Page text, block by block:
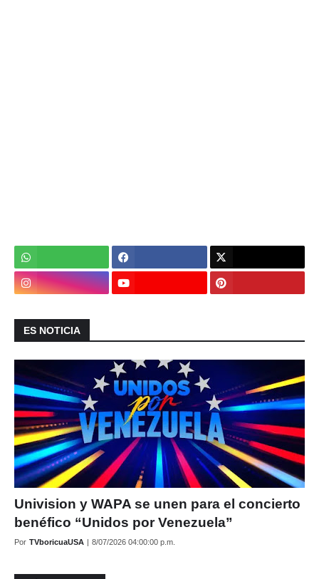
ES NOTICIA
Univision y WAPA se unen para el concierto
benéfico “Unidos por Venezuela”
Por TVboricuaUSA | 8/07/2026 04:00:00 p.m.